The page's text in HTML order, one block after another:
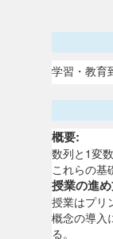
学習・教育
概要:
数列と1変
これらの基
授業の進
授業はプリ
概念の導入
る。